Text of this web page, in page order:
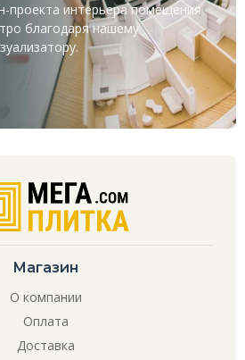
проекта интерьера помещения
благодаря нашему
.
Магазин
О компании
Оплата
Доставка